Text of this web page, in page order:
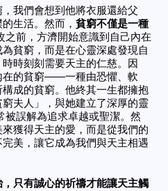
我們會想到他將衣服還給父
生活。然而， 貧窮不僅是一種
之前，方濟開始意識到自己內在
貧窮，而是在心靈深處發現自
時刻刻需要天主的仁慈。因
在的貧窮——一種由恐懼、軟
成的貧窮。他終其一生都擁抱
夫人」，與她建立了深厚的靈
被誤解為追求卓越或聖潔。然
獲得天主的愛，而是從我們的
美，讓它成為我們與天主相遇
只有誠心的祈禱才能讓天主觸